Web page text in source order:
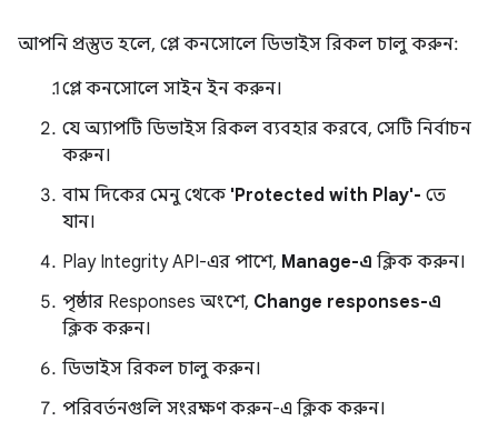
আপনি প্রস্তুত হলে, প্লে কনসোলে ডিভাইস রিকল চালু করুন:
প্লে কনসোলে সাইন ইন করুন।
যে অ্যাপটি ডিভাইস রিকল ব্যবহার করবে, সেটি নির্বাচন
করুন।
বাম দিকের মেনু থেকে 'Protected with Play'- তে
যান।
Play Integrity API-এর পাশে, Manage-এ ক্লিক করুন।
পৃষ্ঠার Responses অংশে, Change responses-এ
ক্লিক করুন।
ডিভাইস রিকল চালু করুন।
পরিবর্তনগুলি সংরক্ষণ করুন-এ ক্লিক করুন।